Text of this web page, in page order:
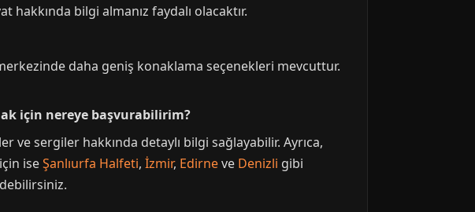
bilgi almanız faydalı olacaktır.
daha geniş konaklama seçenekleri mevcuttur.
için nereye başvurabilirim?
sergiler hakkında detaylı bilgi sağlayabilir. Ayrıca,
iseŞanlıurfa Halfeti, İzmir, Edirneve Denizli gibi